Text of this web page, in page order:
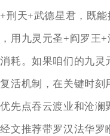
刑天+武德星君，既
用九灵元圣+阎罗王
耗。如果咱们的九灵
活机制，在关键时刻
先点吞云渡业和沧澜
文推荐带罗汉法华罗